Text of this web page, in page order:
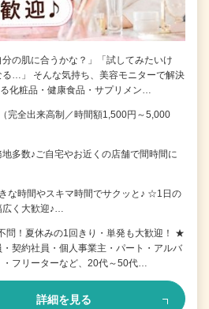
分の肌に合うかな？」「試してみたいけ
る…」 そんな気持ち、美容モニターで解決
化粧品・健康食品・サプリメン…
完全出来高制／時間額1,500円～5,000
多数♪ご自宅やお近くの店舗で間時間に
な時間やスキマ時間でサクッと♪ ☆1日の
広く大歓迎♪…
問！夏休みの1回きり・単発も大歓迎！ ★
契約社員・個人事業主・パート・アルバ
・フリーターなど、20代～50代…
詳細を見る